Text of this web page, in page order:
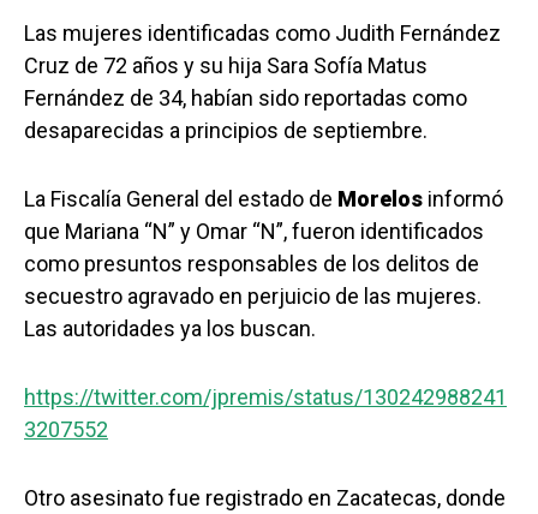
Las mujeres identificadas como Judith Fernández
Cruz de 72 años y su hija Sara Sofía Matus
Fernández de 34, habían sido reportadas como
desaparecidas a principios de septiembre.
La Fiscalía General del estado de Morelos informó
que Mariana “N” y Omar “N”, fueron identificados
como presuntos responsables de los delitos de
secuestro agravado en perjuicio de las mujeres.
Las autoridades ya los buscan.
https://twitter.com/jpremis/status/130242988241
3207552
Otro asesinato fue registrado en Zacatecas, donde